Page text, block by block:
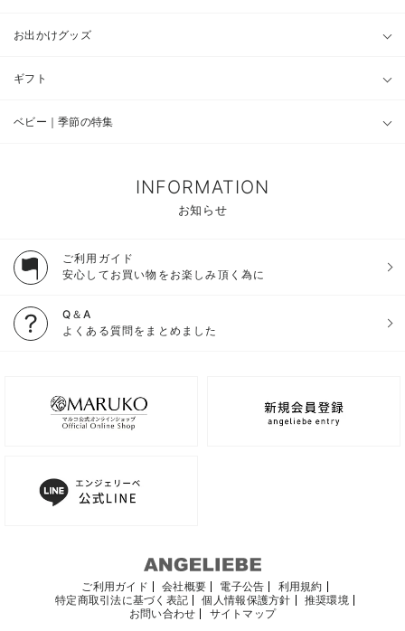
お出かけグッズ
ギフト
ベビー｜季節の特集
INFORMATION
お知らせ
ご利用ガイド
安心してお買い物をお楽しみ頂く為に
Q＆A
よくある質問をまとめました
ご利用ガイド 会社概要 電子公告
利用規約
特定商取引法に基づく表記
個人情報保護方針
推奨環境
お問い合わせ
サイトマップ